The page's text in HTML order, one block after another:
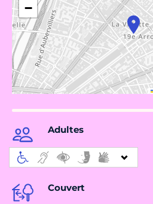
−
Adultes
Couvert